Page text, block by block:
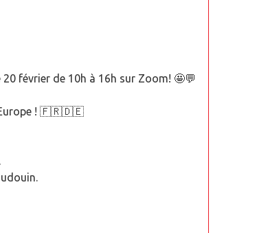
février de 10h à 16h sur Zoom! 🤩💬
l'Europe ! 🇫🇷🇩🇪